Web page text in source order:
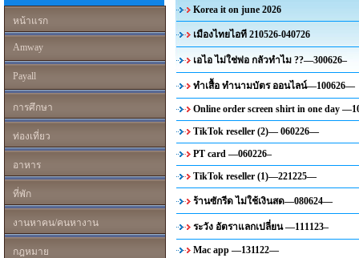
หน้าแรก
Amway
Payall
การศึกษา
ท่องเที่ยว
อาหาร
ที่พัก
งานหาคน/คนหางาน
กฎหมาย
Korea it on june 2026
เมืองไทยไอที 210526-040726
เอไอ ไม่ใช่พ่อ กลัวทำไม ??—300626–
ทำเสื้อ ทำนามบัตร ออนไลน์—100626—
Online order screen shirt in one day
TikTok reseller (2)— 060226—
PT card —060226–
TikTok reseller (1)—221225—
ร้านซักรีด ไม่ใช้เงินสด—080624—
ระวัง อัตราแลกเปลี่ยน —111123–
Mac app —131122—